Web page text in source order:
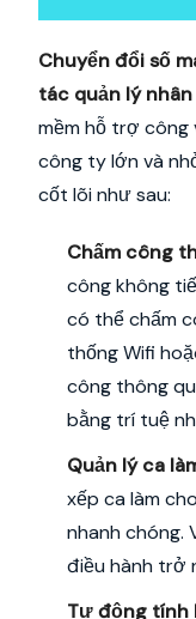
Chuyển đổi số
tác quản lý nhân
mềm hỗ trợ công
công ty lớn và
cốt lõi như sau:
Chấm công
công không
có thể chấm
thống Wifi
công thông
bằng trí tuệ
Quản lý ca
xếp ca làm
nhanh chóng.
điều hành trở
Tự động tính